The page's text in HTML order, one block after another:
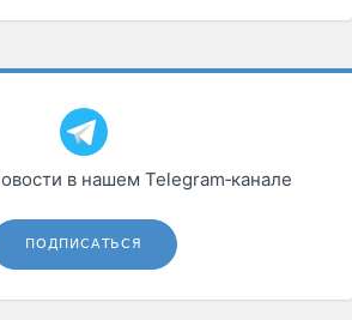
в нашем Telegram‑канале
ПОДПИСАТЬСЯ